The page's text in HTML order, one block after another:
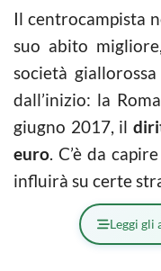
Il centrocampista
suo abito
società
dall’inizio: la
giugno 2017, il
euro. C’è da
influirà su certe
Leggi